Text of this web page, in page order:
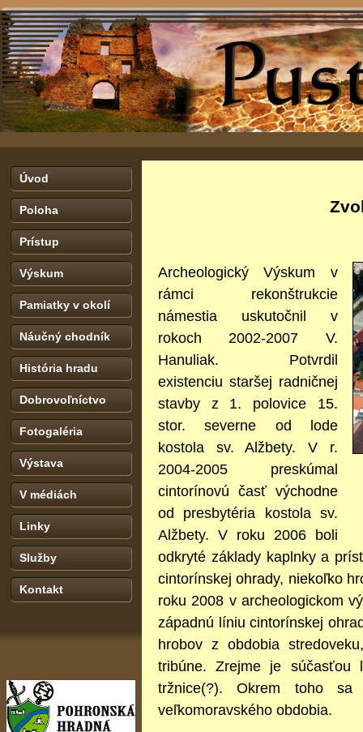
Úvod
Poloha
Prístup
Výskum
Pamiatky v okolí
Náučný chodník
História hradu
Dobrovoľníctvo
Fotogaléria
Výstava
V médiách
Linky
Služby
Kontakt
Archeologický Výskum v
rámci rekonštrukcie
námestia uskutočnil v
rokoch 2002-2007 V.
Hanuliak. Potvrdil
existenciu staršej radničnej
stavby z 1. polovice 15.
stor. severne od lode
kostola sv. Alžbety. V r.
2004-2005 preskúmal
cintorínovú časť východne
od presbytéria kostola sv.
Alžbety. V roku 2006 boli
odkryté základy kaplnky a
cintorínskej ohrady, niekoľko
roku 2008 v archeologickom
západnú líniu cintorínskej
hrobov z obdobia
tribúne. Zrejme je súčasťou
tržnice(?). Okrem toho
veľkomoravského obdobia.